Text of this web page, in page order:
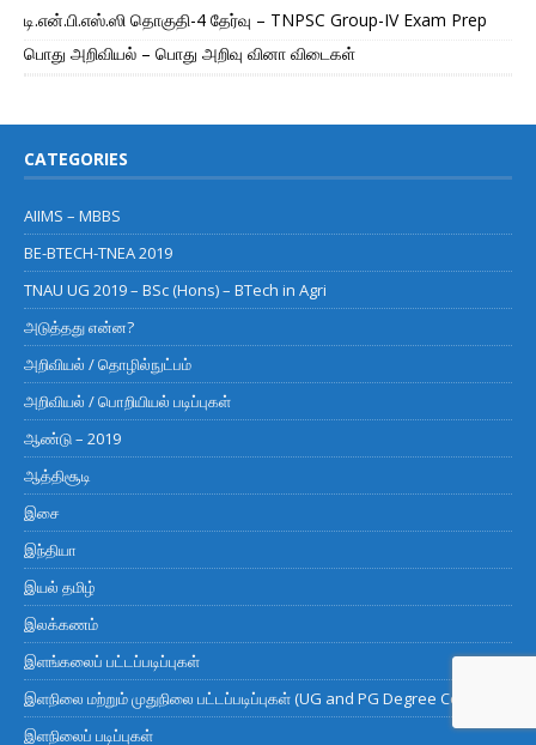
டி.என்.பி.எஸ்.ஸி தொகுதி-4 தேர்வு – TNPSC Group-IV Exam Prep
பொது அறிவியல் – பொது அறிவு வினா விடைகள்
CATEGORIES
AIIMS – MBBS
BE-BTECH-TNEA 2019
TNAU UG 2019 – BSc (Hons) – BTech in Agri
அடுத்தது என்ன?
அறிவியல் / தொழில்நுட்பம்
அறிவியல் / பொறியியல் படிப்புகள்
ஆண்டு – 2019
ஆத்திசூடி
இசை
இந்தியா
இயல் தமிழ்
இலக்கணம்
இளங்கலைப் பட்டப்படிப்புகள்
இளநிலை மற்றும் முதுநிலை பட்டப்படிப்புகள் (UG and PG Degree Courses)
இளநிலைப் படிப்புகள்